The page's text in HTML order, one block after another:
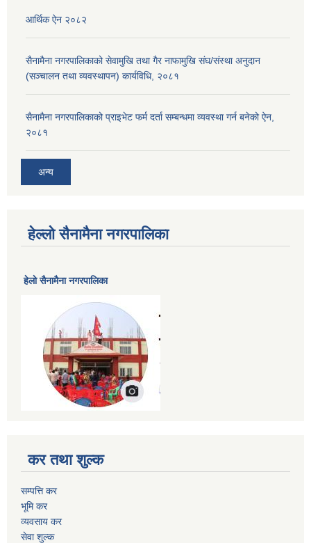
आर्थिक ऐन २०८२
सैनामैना नगरपालिकाको सेवामुखि तथा गैर नाफामुखि संघ/संस्था अनुदान
(सञ्चालन तथा व्यवस्थापन) कार्यविधि, २०८१
सैनामैना नगरपालिकाको प्राइभेट फर्म दर्ता सम्बन्धमा व्यवस्था गर्न बनेको ऐन,
२०८१
अन्य
हेल्लो सैनामैना नगरपालिका
हेलाे सैनामैना नगरपालिका
कर तथा शुल्क
सम्पत्ति कर
भूमि कर
व्यवसाय कर
सेवा शुल्क